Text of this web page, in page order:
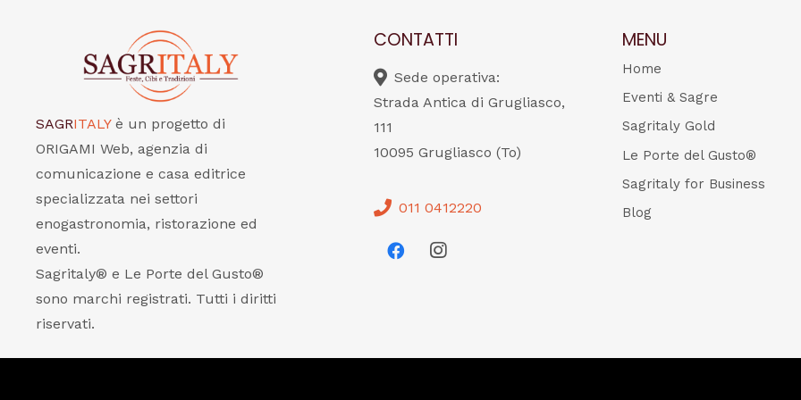
SAGRITALY è un progetto di
ORIGAMI Web, agenzia di
comunicazione e casa editrice
specializzata nei settori
enogastronomia, ristorazione ed
eventi.
Sagritaly® e Le Porte del Gusto®
sono marchi registrati. Tutti i diritti
riservati.
CONTATTI
Sede operativa:
Strada Antica di Grugliasco,
111
10095 Grugliasco (To)
011 0412220
MENU
Home
Eventi & Sagre
Sagritaly Gold
Le Porte del Gusto®
Sagritaly for Business
Blog